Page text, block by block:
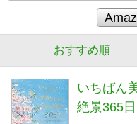
おすすめ順
いちばん
絶景365日